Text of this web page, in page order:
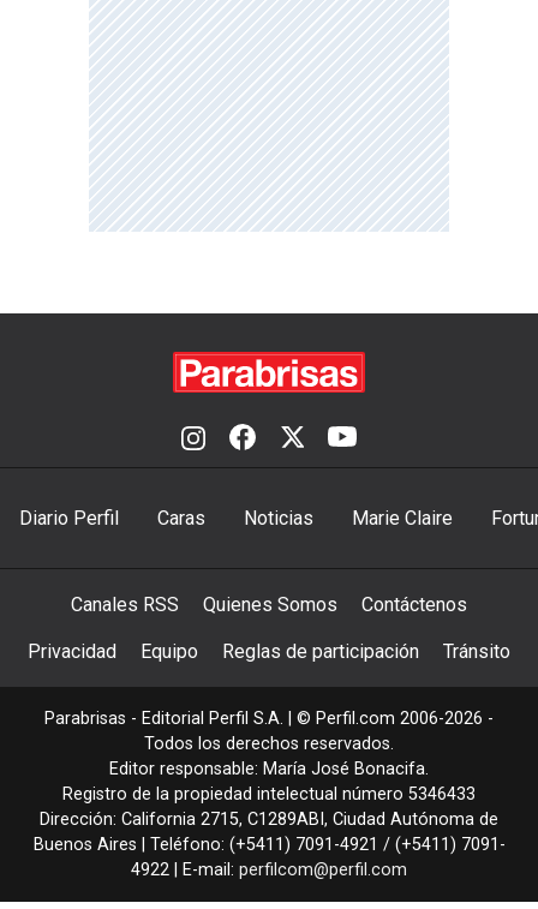
Diario Perfil Caras Noticias Marie Claire
Canales RSS Quienes Somos Contáctenos
Privacidad Equipo Reglas de participación Tránsito
Parabrisas - Editorial Perfil S.A. | © Perfil.com 2006-2026 -
Todos los derechos reservados.
Editor responsable: María José Bonacifa.
Registro de la propiedad intelectual número 5346433
Dirección: California 2715, C1289ABI, Ciudad Autónoma de
Buenos Aires | Teléfono: (+5411) 7091-4921 / (+5411) 7091-
4922 | E-mail: perfilcom@perfil.com